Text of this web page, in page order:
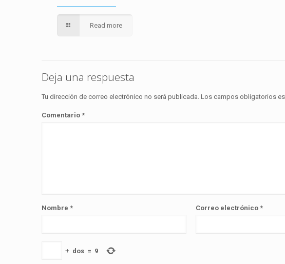
Read more
Deja una respuesta
Tu dirección de correo electrónico no será publicada. Los campos obligatorios
Comentario*
Nombre* Correo electrónico*
+ dos = 9